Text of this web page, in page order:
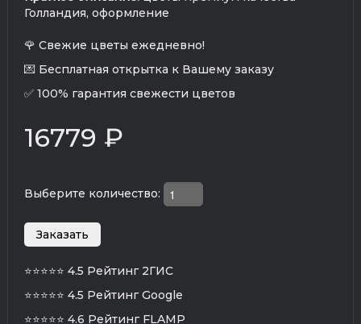
Голландия, оформление
🌹 Свежие цветы ежедневно!
💌 Бесплатная открытка к Вашему заказу
✅ 100% гарантия свежести цветов
16779 ₽
Выберите количество:
⭐⭐⭐⭐⭐ 4.5 Рейтинг 2ГИС
⭐⭐⭐⭐⭐ 4.5 Рейтинг Google
⭐⭐⭐⭐⭐ 4.6 Рейтинг FLAMP